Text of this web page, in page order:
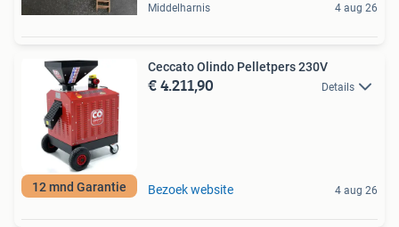
Middelharnis 4 aug 26
12 mnd Garantie
Ceccato Olindo Pelletpers 230V
€ 4.211,90 Details
Bezoek website 4 aug 26